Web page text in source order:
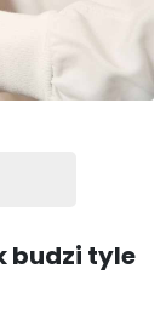
budzi tyle